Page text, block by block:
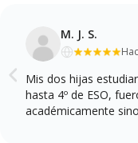
M. J. S.
Mis dos hijas
hasta 4º de ESO,
académicamente